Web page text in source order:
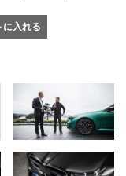
に入れる